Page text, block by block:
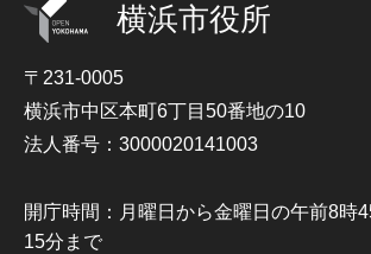
横浜市役所
〒231-0005
横浜市中区本町6丁目50番地の10
法人番号：3000020141003
開庁時間：月曜日から金曜日の午前8時
15分まで